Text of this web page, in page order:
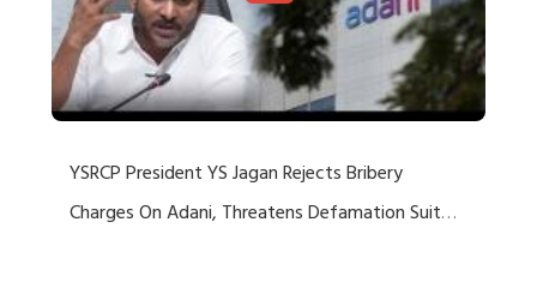
YSRCP President YS Jagan Rejects Bribery
Charges On Adani, Threatens Defamation Suit